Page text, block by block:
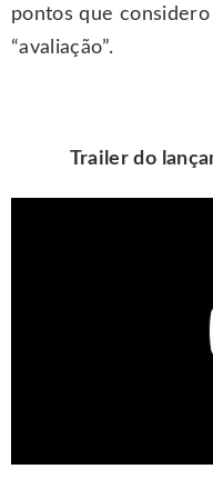
pontos que
“avaliação”.
Trailer do